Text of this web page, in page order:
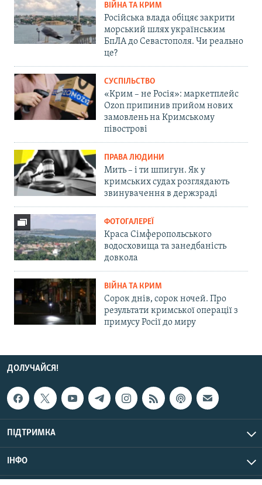
ВІЙНА ТА КРИМ
Російська влада обіцяє закрити
морський шлях українським
БпЛА до Севастополя. Чи реально
це?
СУСПІЛЬСТВО
«Крим – не Росія»: маркетплейс
Ozon припинив прийом нових
замовлень на Кримському
півострові
ПРАВА ЛЮДИНИ
Мить – і ти шпигун. Як у
кримських судах розглядають
звинувачення в держзраді
ФОТОГАЛЕРЕЇ
Краса Сімферопольського
водосховища та занедбаність
довкола
ВІЙНА ТА КРИМ
Сорок днів, сорок ночей. Про
результати кримської операції з
примусу Росії до миру
ДОЛУЧАЙСЯ!
ПІДТРИМКА
ІНФО